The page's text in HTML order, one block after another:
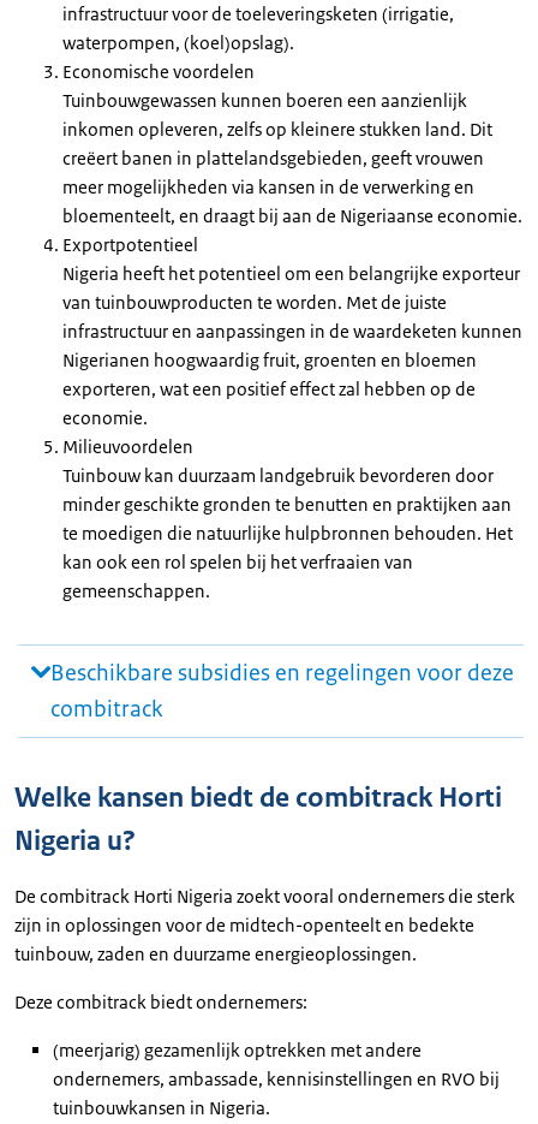
infrastructuur voor de toeleveringsketen (irrigatie,
waterpompen, (koel)opslag).
Economische voordelen
Tuinbouwgewassen kunnen boeren een aanzienlijk
inkomen opleveren, zelfs op kleinere stukken land. Dit
creëert banen in plattelandsgebieden, geeft vrouwen
meer mogelijkheden via kansen in de verwerking en
bloementeelt, en draagt bij aan de Nigeriaanse economie.
Exportpotentieel
Nigeria heeft het potentieel om een belangrijke exporteur
van tuinbouwproducten te worden. Met de juiste
infrastructuur en aanpassingen in de waardeketen kunnen
Nigerianen hoogwaardig fruit, groenten en bloemen
exporteren, wat een positief effect zal hebben op de
economie.
Milieuvoordelen
Tuinbouw kan duurzaam landgebruik bevorderen door
minder geschikte gronden te benutten en praktijken aan
te moedigen die natuurlijke hulpbronnen behouden. Het
kan ook een rol spelen bij het verfraaien van
gemeenschappen.
Beschikbare subsidies en regelingen voor deze
combitrack
Welke kansen biedt de combitrack Horti
Nigeria u?
De combitrack Horti Nigeria zoekt vooral ondernemers die sterk
zijn in oplossingen voor de midtech-openteelt en bedekte
tuinbouw, zaden en duurzame energieoplossingen.
Deze combitrack biedt ondernemers:
(meerjarig) gezamenlijk optrekken met andere
ondernemers, ambassade, kennisinstellingen en RVO bij
tuinbouwkansen in Nigeria.